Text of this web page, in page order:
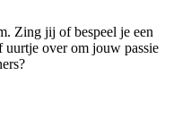
Zing jij of bespeel je een
uurtje over om jouw passie